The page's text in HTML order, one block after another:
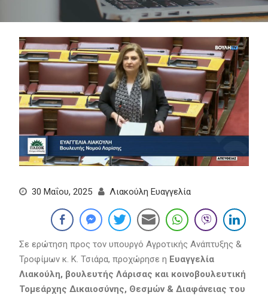
30 Μαΐου, 2025 Λιακούλη Ευαγγελία
Σε ερώτηση προς τον υπουργό Αγροτικής Ανάπτυξης &
Τροφίμων κ. Κ. Τσιάρα, προχώρησε η Ευαγγελία
Λιακούλη, βουλευτής Λάρισας και κοινοβουλευτική
Τομεάρχης Δικαιοσύνης, Θεσμών & Διαφάνειας του